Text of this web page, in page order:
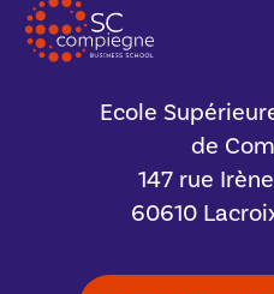
Ecole
de
147 rue
60610